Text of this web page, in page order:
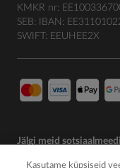
KMKR nr:
SEB: IBAN:
SWIFT: EEUHEE2X
Jälgi meid
Kasutame küpsiseid